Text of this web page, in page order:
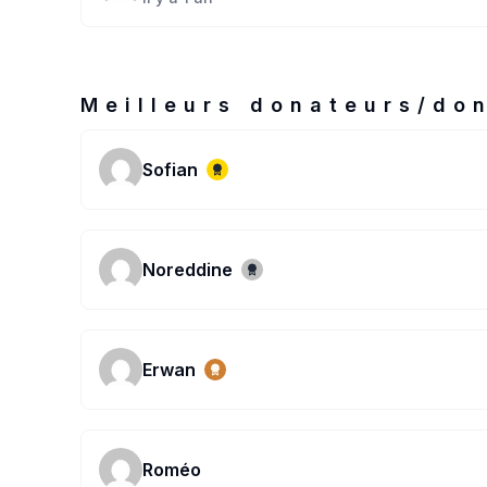
Meilleurs donateurs/
Sofian
Noreddine
Erwan
Roméo